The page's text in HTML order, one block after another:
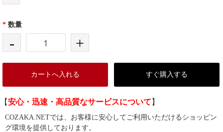
* 数量
- +
カートへ入れる すぐ購入する
【安心・迅速・高品質なサービスについて 】
COZAKA.NETでは、お客様に安心してご利用いただけるショッピン
グ環境を提供しております。